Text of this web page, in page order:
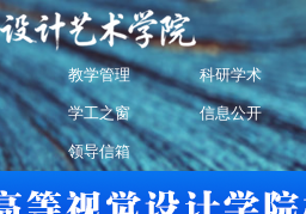
教学管理 科研学术
学工之窗 信息公开
领导信箱